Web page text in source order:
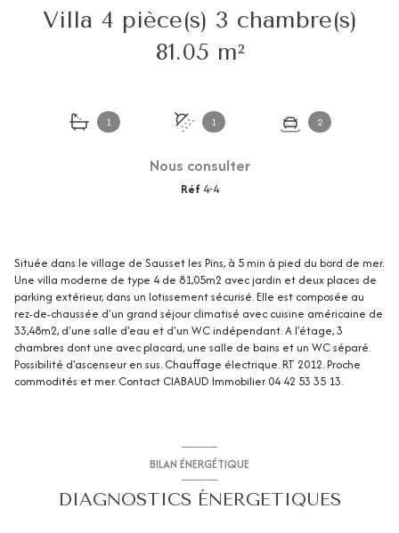
Villa 4 pièce(s) 3 chambre(s)
81.05 m²
1 1 2
Nous consulter
Réf 4-4
Située dans le village de Sausset les Pins, à 5 min à pied du bord de mer.
Une villa moderne de type 4 de 81,05m2 avec jardin et deux places de
parking extérieur, dans un lotissement sécurisé. Elle est composée au
rez-de-chaussée d'un grand séjour climatisé avec cuisine américaine de
33,48m2, d'une salle d'eau et d'un WC indépendant. A l'étage, 3
chambres dont une avec placard, une salle de bains et un WC séparé.
Possibilité d'ascenseur en sus. Chauffage électrique. RT 2012. Proche
commodités et mer. Contact CIABAUD Immobilier 04 42 53 35 13.
BILAN ÉNERGÉTIQUE
DIAGNOSTICS ÉNERGETIQUES